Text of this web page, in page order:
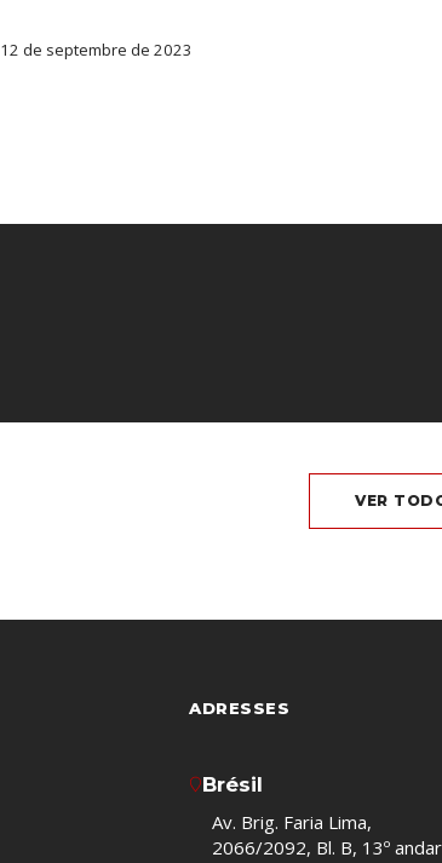
12 de septembre de 2023
VER
ADRESSES
Brésil
Av. Brig. Faria Lima,
2066/2092, Bl. B, 13º andar